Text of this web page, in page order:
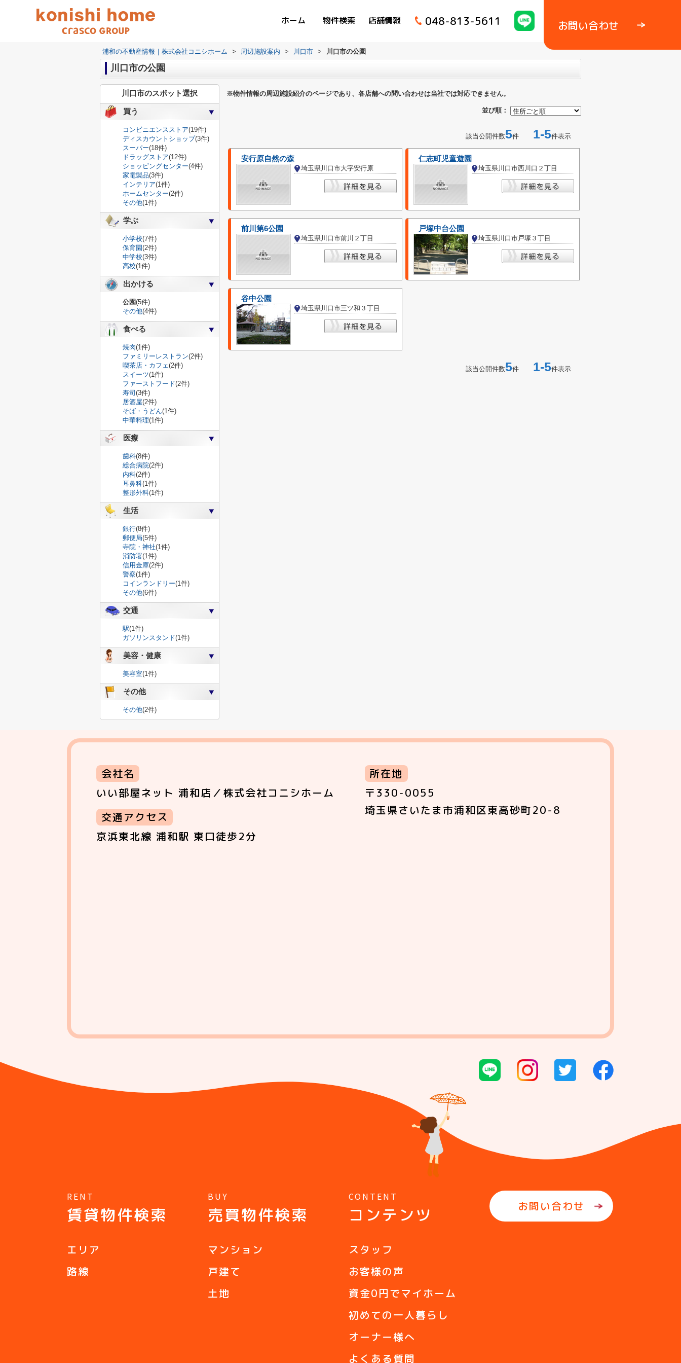
ホーム 物件検索 店舗情報 048-813-5611 お問い合わせ
浦和の不動産情報｜株式会社コニシホーム > 周辺施設案内 > 川口市 > 川口市の公園
川口市の公園
※物件情報の周辺施設紹介のページであり、各店舗への問い合わせは当社では対応できません。
並び順：
該当公開件数5件 1-5件表示
安行原自然の森
埼玉県川口市大字安行原
仁志町児童遊園
埼玉県川口市西川口２丁目
前川第6公園
埼玉県川口市前川２丁目
戸塚中台公園
埼玉県川口市戸塚３丁目
谷中公園
埼玉県川口市三ツ和３丁目
該当公開件数5件 1-5件表示
川口市のスポット選択
買う
コンビニエンスストア(19件)
ディスカウントショップ(3件)
スーパー(18件)
ドラッグストア(12件)
ショッピングセンター(4件)
家電製品(3件)
インテリア(1件)
ホームセンター(2件)
その他(1件)
学ぶ
小学校(7件)
保育園(2件)
中学校(3件)
高校(1件)
出かける
公園(5件)
その他(4件)
食べる
焼肉(1件)
ファミリーレストラン(2件)
喫茶店・カフェ(2件)
スイーツ(1件)
ファーストフード(2件)
寿司 (3件)
居酒屋(2件)
そば・うどん(1件)
中華料理(1件)
医療
歯科(8件)
総合病院(2件)
内科(2件)
耳鼻科(1件)
整形外科(1件)
生活
銀行(8件)
郵便局(5件)
寺院・神社(1件)
消防署(1件)
信用金庫(2件)
警察(1件)
コインランドリー(1件)
その他(6件)
交通
駅(1件)
ガソリンスタンド(1件)
美容・健康
美容室(1件)
その他
その他(2件)
会社名
いい部屋ネット 浦和店／株式会社コニシホーム
交通アクセス
京浜東北線 浦和駅 東口徒歩2分
所在地
〒330-0055
埼玉県さいたま市浦和区東高砂町20-8
RENT
賃貸物件検索
エリア
路線
BUY
売買物件検索
マンション
戸建て
土地
CONTENT
コンテンツ
スタッフ
お客様の声
資金0円でマイホーム
初めての一人暮らし
オーナー様へ
よくある質問
お問い合わせ